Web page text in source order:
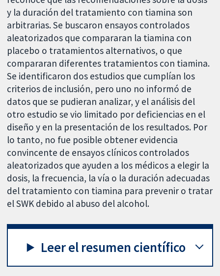
y la duración del tratamiento con tiamina son
arbitrarias. Se buscaron ensayos controlados
aleatorizados que compararan la tiamina con
placebo o tratamientos alternativos, o que
compararan diferentes tratamientos con tiamina.
Se identificaron dos estudios que cumplían los
criterios de inclusión, pero uno no informó de
datos que se pudieran analizar, y el análisis del
otro estudio se vio limitado por deficiencias en el
diseño y en la presentación de los resultados. Por
lo tanto, no fue posible obtener evidencia
convincente de ensayos clínicos controlados
aleatorizados que ayuden a los médicos a elegir la
dosis, la frecuencia, la vía o la duración adecuadas
del tratamiento con tiamina para prevenir o tratar
el SWK debido al abuso del alcohol.
Leer el resumen científico